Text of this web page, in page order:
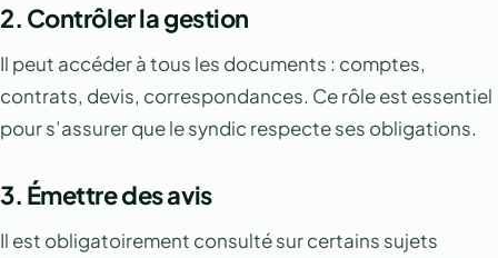
2. Contrôler la gestion
Il peut accéder à tous les documents : comptes,
contrats, devis, correspondances. Ce rôle est essentiel
pour s’assurer que le syndic respecte ses obligations.
3. Émettre des avis
Il est obligatoirement consulté sur certains sujets